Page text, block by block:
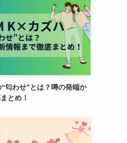
匂わせ”とは？噂の発端か
とめ！